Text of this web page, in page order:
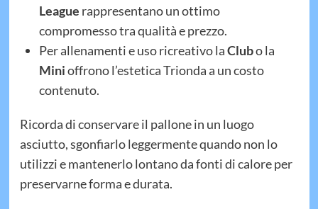
League rappresentano un ottimo
compromesso tra qualità e prezzo.
Per allenamenti e uso ricreativo laClubo la
Minioffrono l’estetica Trionda a un costo
contenuto.
Ricorda di conservare il pallone in un luogo
asciutto, sgonfiarlo leggermente quando non lo
utilizzi e mantenerlo lontano da fonti di calore per
preservarne forma e durata.